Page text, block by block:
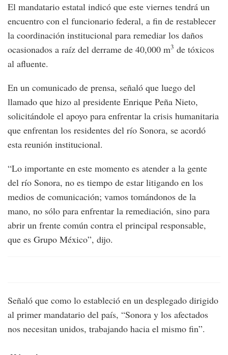
El mandatario estatal indicó que este viernes tendrá un
encuentro con el funcionario federal, a fin de restablecer
la coordinación institucional para remediar los daños
ocasionados a raíz del derrame de 40,000 m3 de tóxicos
al afluente.
En un comunicado de prensa, señaló que luego del
llamado que hizo al presidente Enrique Peña Nieto,
solicitándole el apoyo para enfrentar la crisis humanitaria
que enfrentan los residentes del río Sonora, se acordó
esta reunión institucional.
“Lo importante en este momento es atender a la gente
del río Sonora, no es tiempo de estar litigando en los
medios de comunicación; vamos tomándonos de la
mano, no sólo para enfrentar la remediación, sino para
abrir un frente común contra el principal responsable,
que es Grupo México”, dijo.
Señaló que como lo estableció en un desplegado dirigido
al primer mandatario del país, “Sonora y los afectados
nos necesitan unidos, trabajando hacia el mismo fin”.